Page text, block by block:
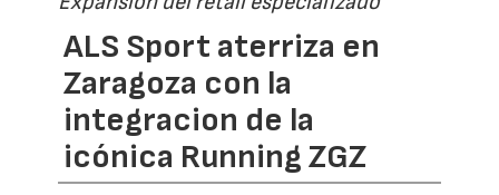
ALS Sport aterriza en
Zaragoza con la
integracion de la
icónica Running ZGZ